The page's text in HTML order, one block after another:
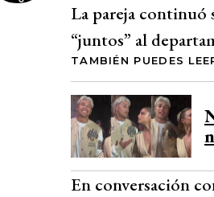
La pareja continuó
“juntos” al
TAMBIÉN PUEDES
En conversación